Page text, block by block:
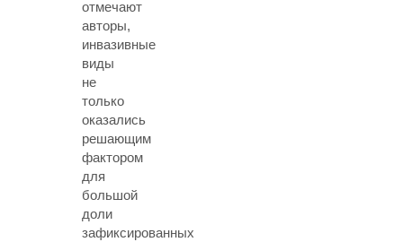
отмечают
авторы,
инвазивные
виды
не
только
оказались
решающим
фактором
для
большой
доли
зафиксированных